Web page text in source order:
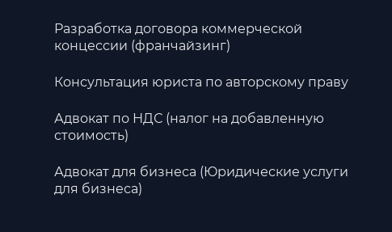
Разработка договора коммерческой
концессии (франчайзинг)
Консультация юриста по авторскому праву
Адвокат по НДС (налог на добавленную
стоимость)
Адвокат для бизнеса (Юридические услуги
для бизнеса)